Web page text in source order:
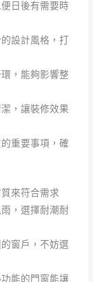
日後有需要時
設計風格，打
，能夠影響整
，讓裝修效果
重要事項，確
來符合需求
，選擇耐潮耐
窗戶，不妨選
能的門窗能讓